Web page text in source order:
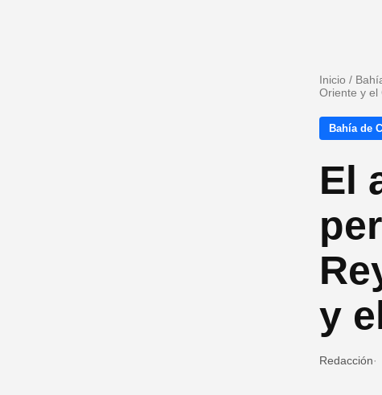
Inicio /
Oriente y el
Bahía de
El
y
Redacción